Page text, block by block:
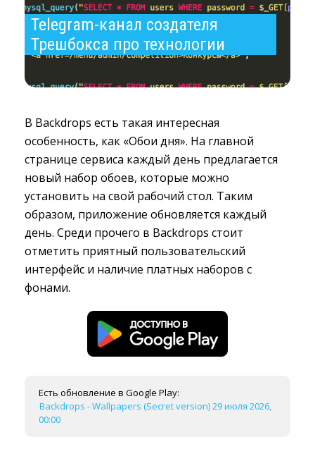
Telegram-канал создателя
Трешбокса про технологии
В Backdrops есть такая интересная
особенность, как «Обои дня». На главной
странице сервиса каждый день предлагается
новый набор обоев, которые можно
установить на свой рабочий стол. Таким
образом, приложение обновляется каждый
день. Среди прочего в Backdrops стоит
отметить приятный пользовательский
интерфейс и наличие платных наборов с
фонами.
Есть обновление в Google Play:
Backdrops - Wallpapers (Secret version) 29 июля 2026,
00:00